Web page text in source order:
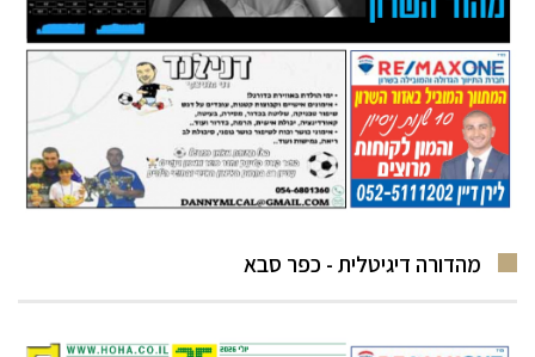
מהדורה דיגיטלית - כפר סבא